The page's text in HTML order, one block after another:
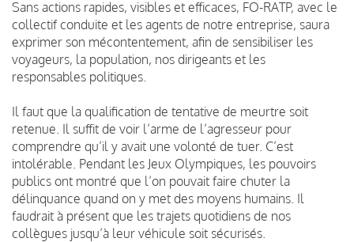
Sans actions rapides, visibles et efficaces, FO-RATP, avec le
collectif conduite et les agents de notre entreprise, saura
exprimer son mécontentement, afin de sensibiliser les
voyageurs, la population, nos dirigeants et les
responsables politiques.
Il faut que la qualification de tentative de meurtre soit
retenue. Il suffit de voir l’arme de l’agresseur pour
comprendre qu’il y avait une volonté de tuer. C’est
intolérable. Pendant les Jeux Olympiques, les pouvoirs
publics ont montré que l’on pouvait faire chuter la
délinquance quand on y met des moyens humains. Il
faudrait à présent que les trajets quotidiens de nos
collègues jusqu’à leur véhicule soit sécurisés.